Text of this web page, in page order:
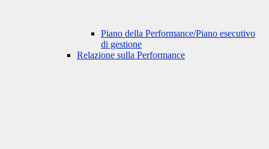
Piano della Performance/Piano esecutivo
di gestione
Relazione sulla Performance